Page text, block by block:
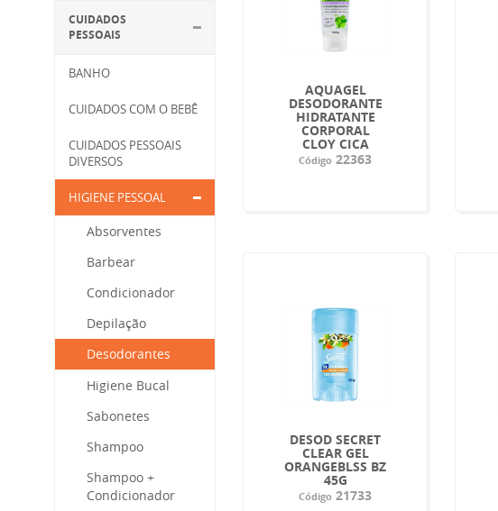
CUIDADOS
PESSOAIS
BANHO
CUIDADOS COM O BEBÊ
CUIDADOS PESSOAIS
DIVERSOS
HIGIENE PESSOAL
Absorventes
Barbear
Condicionador
Depilação
Desodorantes
Higiene Bucal
Sabonetes
Shampoo
Shampoo +
Condicionador
AQUAGEL
DESODORANTE
HIDRATANTE
CORPORAL
CLOY CICA
Código 22363
DESOD SECRET
CLEAR GEL
ORANGEBLSS BZ
45G
Código 21733